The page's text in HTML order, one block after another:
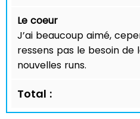
Le coeur
J’ai beaucoup aimé,
ressens pas le besoin de
nouvelles runs.
Total :